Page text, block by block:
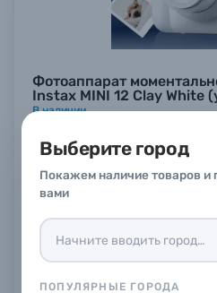
Выберите город
Покажем наличие товаров и
вами
ПОПУЛЯРНЫЕ ГОРОДА
Фотоаппарат
Instax MINI 12 Clay White
В наличии
9 999 ₽